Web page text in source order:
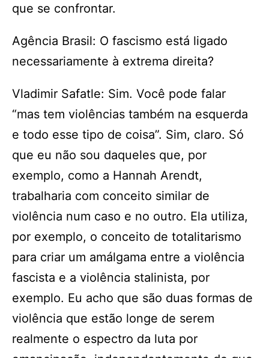
que se confrontar.
Agência Brasil: O fascismo está ligado
necessariamente à extrema direita?
Vladimir Safatle: Sim. Você pode falar
“mas tem violências também na esquerda
e todo esse tipo de coisa”. Sim, claro. Só
que eu não sou daqueles que, por
exemplo, como a Hannah Arendt,
trabalharia com conceito similar de
violência num caso e no outro. Ela utiliza,
por exemplo, o conceito de totalitarismo
para criar um amálgama entre a violência
fascista e a violência stalinista, por
exemplo. Eu acho que são duas formas de
violência que estão longe de serem
realmente o espectro da luta por